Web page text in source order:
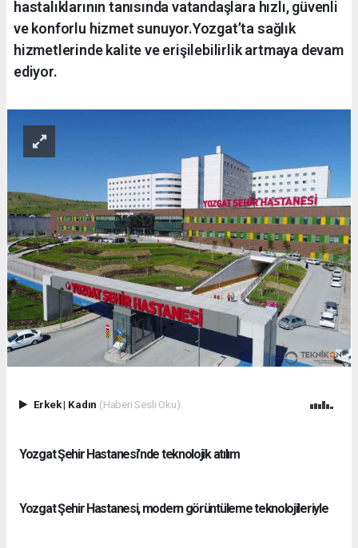
hastalıklarının tanısında vatandaşlara hızlı, güvenli
ve konforlu hizmet sunuyor.Yozgat’ta sağlık
hizmetlerinde kalite ve erişilebilirlik artmaya devam
ediyor.
Erkek| Kadın (Haberi Sesli Oku)
Yozgat Şehir Hastanesi’nde teknolojik atılım
Yozgat Şehir Hastanesi, modern görüntüleme teknolojileriyle